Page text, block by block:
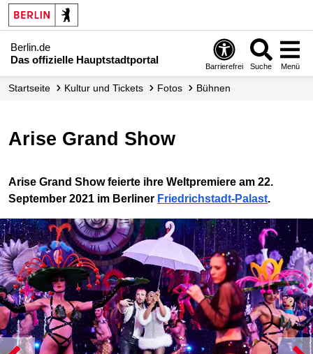
Berlin.de
Das offizielle Hauptstadtportal
Barrierefrei Suche Menü
Startseite Kultur und Tickets Fotos Bühnen
Arise Grand Show
Arise Grand Show feierte ihre Weltpremiere am 22.
September 2021 im Berliner Friedrichstadt-Palast.